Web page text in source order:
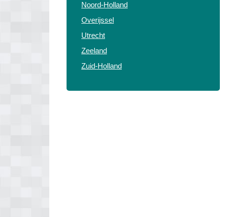
Noord-Holland
Overijssel
Utrecht
Zeeland
Zuid-Holland